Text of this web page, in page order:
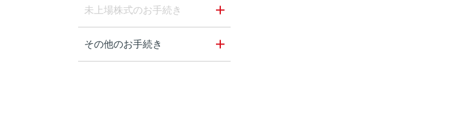
未上場株式のお手続き
その他のお手続き